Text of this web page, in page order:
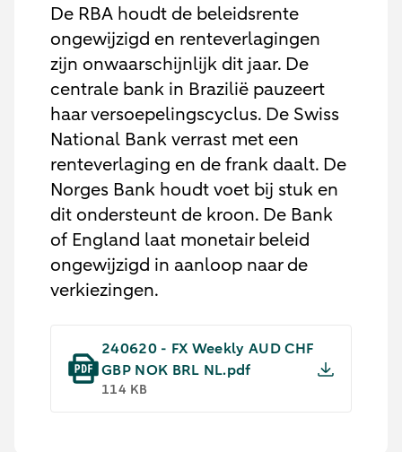
De RBA houdt de beleidsrente
ongewijzigd en renteverlagingen
zijn onwaarschijnlijk dit jaar. De
centrale bank in Brazilië pauzeert
haar versoepelingscyclus. De Swiss
National Bank verrast met een
renteverlaging en de frank daalt. De
Norges Bank houdt voet bij stuk en
dit ondersteunt de kroon. De Bank
of England laat monetair beleid
ongewijzigd in aanloop naar de
verkiezingen.
240620 - FX Weekly AUD CHF
GBP NOK BRL NL.pdf
114 KB